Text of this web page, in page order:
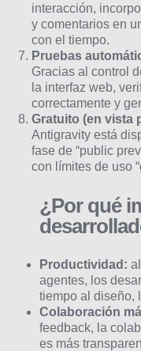
interacción,
y comentarios en
con el tiempo.
Pruebas
Gracias al control
la interfaz web,
correctamente y
Gratuito (en vista
Antigravity está
fase de “public
con límites de uso
¿Por qué
Productividad:
agentes, los
tiempo al diseño,
Colaboración
feedback, la
es más